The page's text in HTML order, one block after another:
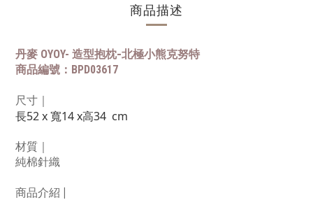
商品描述
丹麥 OYOY- 造型抱枕-北極⼩熊克努特
商品編號：BPD03617
尺寸｜
長52 x 寬14 x高34 cm
材質｜
純棉針織
商品介紹 |